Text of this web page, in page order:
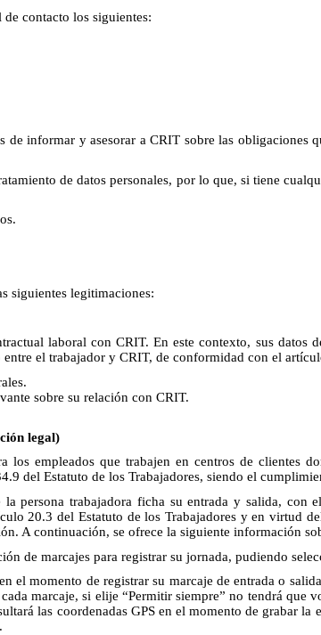
contacto los siguientes:
informar y asesorar a CRIT sobre las obligaciones
de datos personales, por lo que, si tiene
siguientes legitimaciones:
laboral con CRIT. En este contexto, sus datos
entre el trabajador y CRIT, de conformidad con el
sobre su relación con CRIT.
legal)
empleados que trabajen en centros de clientes
del Estatuto de los Trabajadores, siendo el
persona trabajadora ficha su entrada y salida, con
20.3 del Estatuto de los Trabajadores y en virtud
A continuación, se ofrece la siguiente información
de marcajes para registrar su jornada, pudiendo
momento de registrar su marcaje de entrada o
marcaje, si elije “Permitir siempre” no tendrá
las coordenadas GPS en el momento de grabar